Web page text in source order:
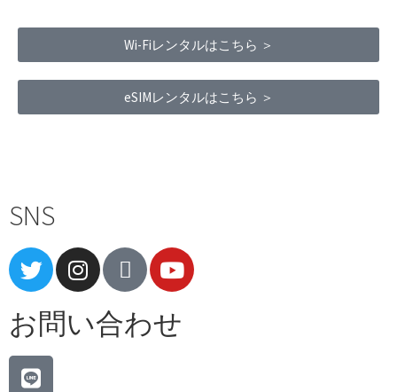
Wi-Fiレンタルはこちら ＞
eSIMレンタルはこちら ＞
SNS
お問い合わせ